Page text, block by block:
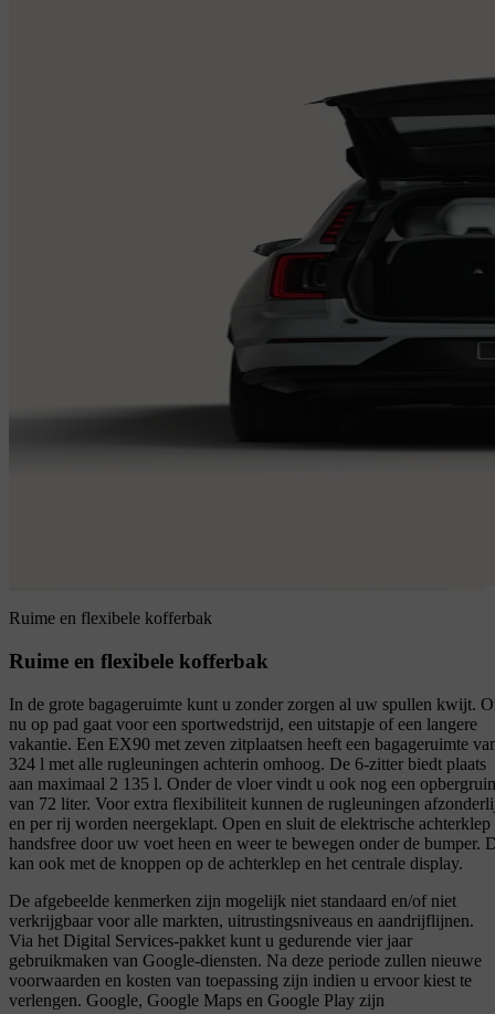
Ruime en flexibele kofferbak
Ruime en flexibele kofferbak
In de grote bagageruimte kunt u zonder zorgen al uw spullen kwijt.
nu op pad gaat voor een sportwedstrijd, een uitstapje of een langere
vakantie. Een EX90 met zeven zitplaatsen heeft een bagageruimte
324 l met alle rugleuningen achterin omhoog. De 6-zitter biedt plaats
aan maximaal 2 135 l. Onder de vloer vindt u ook nog een
van 72 liter. Voor extra flexibiliteit kunnen de rugleuningen
en per rij worden neergeklapt. Open en sluit de elektrische achterklep
handsfree door uw voet heen en weer te bewegen onder de bumper.
kan ook met de knoppen op de achterklep en het centrale display.
De afgebeelde kenmerken zijn mogelijk niet standaard en/of niet
verkrijgbaar voor alle markten, uitrustingsniveaus en aandrijflijnen.
Via het Digital Services-pakket kunt u gedurende vier jaar
gebruikmaken van Google-diensten. Na deze periode zullen nieuwe
voorwaarden en kosten van toepassing zijn indien u ervoor kiest te
verlengen. Google, Google Maps en Google Play zijn